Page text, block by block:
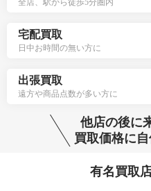
全店、駅から徒歩5分圏内
宅配買取
日中お時間の無い方に
出張買取
遠方や商品点数が多い方に
他店の後に
買取価格に自
有名買取